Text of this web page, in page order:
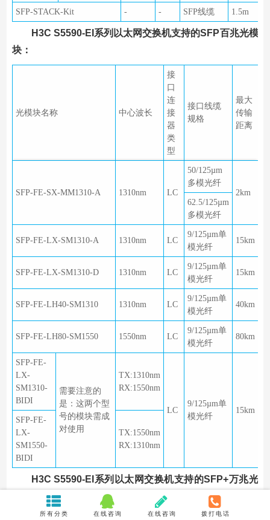
SFP-STACK-Kit - - SFP线缆 1.5m
H3C S5590-EI系列以太网交换机支持的SFP百兆光模
块：
光模块名称 中心波长
接
口
连
接
器
类
型
接口线缆
规格
最大
传输
距离
SFP-FE-SX-MM1310-A 1310nm LC
50/125µm
多模光纤
2km
62.5/125µm
多模光纤
SFP-FE-LX-SM1310-A 1310nm LC
9/125µm单
模光纤
15km
SFP-FE-LX-SM1310-D 1310nm LC
9/125µm单
模光纤
15km
SFP-FE-LH40-SM1310 1310nm LC
9/125µm单
模光纤
40km
SFP-FE-LH80-SM1550 1550nm LC
9/125µm单
模光纤
80km
SFP-FE-
LX-
SM1310-
BIDI
需要注意的
是：这两个型
号的模块需成
对使用
TX:1310nm
RX:1550nm
LC
9/125µm单
模光纤
15km
SFP-FE-
LX-
SM1550-
BIDI
TX:1550nm
RX:1310nm
H3C S5590-EI系列以太网交换机支持的SFP+万兆光
所有分类 在线咨询 在线咨询 拨打电话